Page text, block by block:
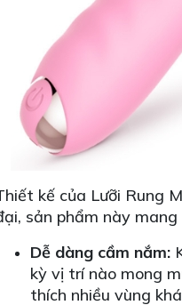
kế của Lưỡi Rung
sản phẩm này
Dễ dàng cầm nắm:
kỳ vị trí nào mong
thích nhiều vùng